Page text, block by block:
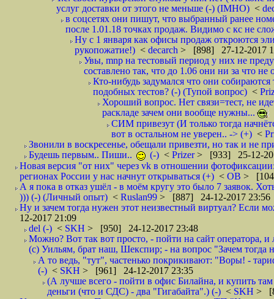
услуг доставки от этого не меньше (-) (IMHO) <
в соцсетях они пишут, что выбранный ранее
после 1.01.18 точках продаж. Видимо с кс не
Ну с 1 января как офисы продаж откроются
рукопожатие!) < decarch > [898] 27-12-2017
Увы, mnp на тестовый период у них не
составлено так, что до 1.06 они ни за что не
Кто-нибудь задумался что они
подобных тестов? (-) (Тупой вопрос) <
Хороший вопрос. Нет связи=тест, не
раскладе зачем они вообще нужны...
СИМ привезут (И только тогда
вот в остальном не уверен.. -> (+) <
Звонили в воскресенье, обещали привезти, но так и не
Будешь первым.. Пиши..
(-) < Prizer> [933] 25-12-
Новая версия "от них" через vk в отношении
регионах России у нас начнут открываться (+) < ОВ >
А я пока в отказ ушёл - в моём кругу это было 7 заявок.
))) (-) (Личный опыт) < Ruslan99 > [887] 24-12-2017 23:56
Ну и зачем тогда нужен этот неизвестный виртуал? Если
12-2017 21:09
del (-) < SKH > [950] 24-12-2017 23:48
Можно? Вот так вот просто, - пойти на сайт оператора,
(с) Уильям, брат наш, Шекспир; - на вопрос "Зачем тогда
А то ведь, "тут", частенько покрикивают: "Воры! -
(-) < SKH > [961] 24-12-2017 23:35
(А лучше всего - пойти в офис Билайна, и купить
деньги (что и СДС) - два "Гигабайта".) (-) < SKH >